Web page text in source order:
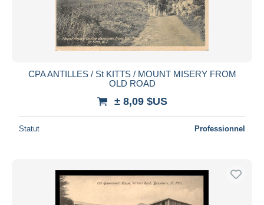
CPA ANTILLES / St KITTS / MOUNT MISERY FROM
OLD ROAD
± 8,09 $US
Statut Professionnel